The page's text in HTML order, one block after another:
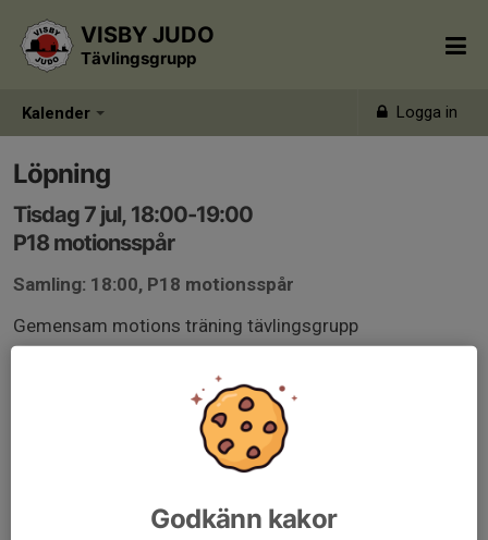
Kalender Logga in
VISBY JUDO
Tävlingsgrupp
Löpning
Tisdag 7 jul, 18:00-19:00
P18 motionsspår
Samling: 18:00, P18 motionsspår
Gemensam motions träning tävlingsgrupp
Godkänn kakor